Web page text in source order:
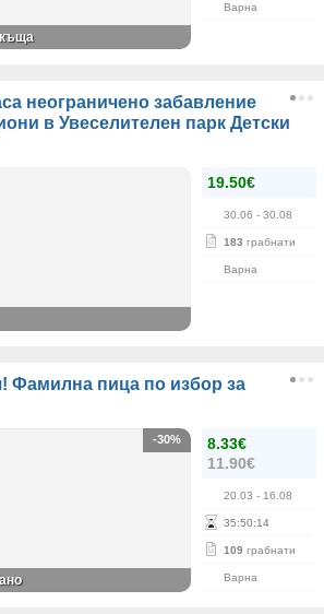
Варна
къща
неограничено забавление
в Увеселителен парк Детски
19.50€
30.06 - 30.08
183 грабнати
Варна
Фамилна пица по избор за
8.33€
11.90€
20.03 - 16.08
35:50:14
109 грабнати
Варна
-30%